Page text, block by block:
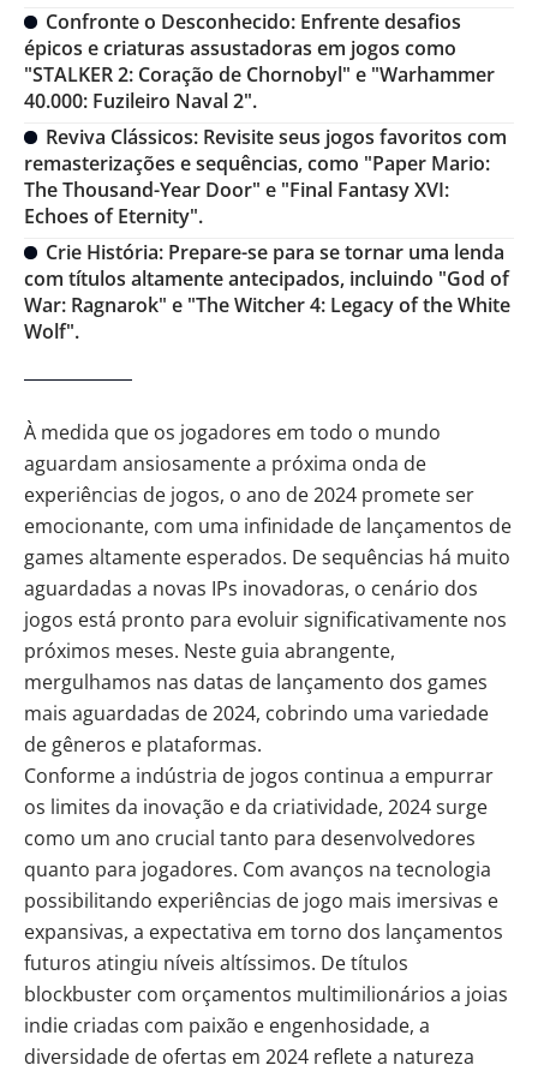
Confronte o Desconhecido: Enfrente desafios
épicos e criaturas assustadoras em jogos como
"STALKER 2: Coração de Chornobyl" e "Warhammer
40.000: Fuzileiro Naval 2".
Reviva Clássicos: Revisite seus jogos favoritos com
remasterizações e sequências, como "Paper Mario:
The Thousand-Year Door" e "Final Fantasy XVI:
Echoes of Eternity".
Crie História: Prepare-se para se tornar uma lenda
com títulos altamente antecipados, incluindo "God of
War: Ragnarok" e "The Witcher 4: Legacy of the White
Wolf".
À medida que os jogadores em todo o mundo
aguardam ansiosamente a próxima onda de
experiências de jogos, o ano de 2024 promete ser
emocionante, com uma infinidade de lançamentos de
games altamente esperados. De sequências há muito
aguardadas a novas IPs inovadoras, o cenário dos
jogos está pronto para evoluir significativamente nos
próximos meses. Neste guia abrangente,
mergulhamos nas datas de lançamento dos games
mais aguardadas de 2024, cobrindo uma variedade
de gêneros e plataformas.
Conforme a indústria de jogos continua a empurrar
os limites da inovação e da criatividade, 2024 surge
como um ano crucial tanto para desenvolvedores
quanto para jogadores. Com avanços na tecnologia
possibilitando experiências de jogo mais imersivas e
expansivas, a expectativa em torno dos lançamentos
futuros atingiu níveis altíssimos. De títulos
blockbuster com orçamentos multimilionários a joias
indie criadas com paixão e engenhosidade, a
diversidade de ofertas em 2024 reflete a natureza